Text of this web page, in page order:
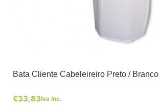
Bata Cliente Cabeleireiro Preto / Branco
€33,83Iva Inc.